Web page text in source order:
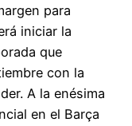
para
iniciar la
que
con la
A la enésima
en el Barça